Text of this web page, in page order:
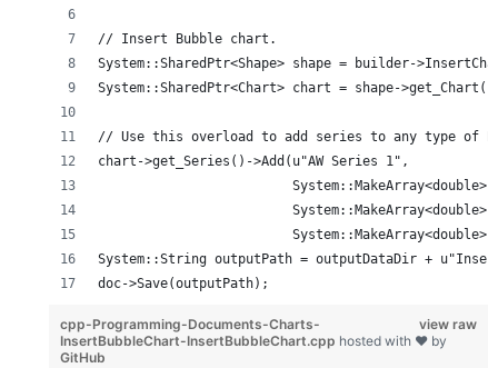
// Insert Bubble chart.
System::SharedPtr<Shape> shape = builder-
System::SharedPtr<Chart> chart = shape-
// Use this overload to add series to any type of
chart->get_Series()->Add(u"AW Series 1",
System::String outputPath = outputDataDir +
doc->Save(outputPath);
view raw
cpp-Programming-Documents-Charts-
InsertBubbleChart-InsertBubbleChart.cpp hosted with ❤ by
GitHub